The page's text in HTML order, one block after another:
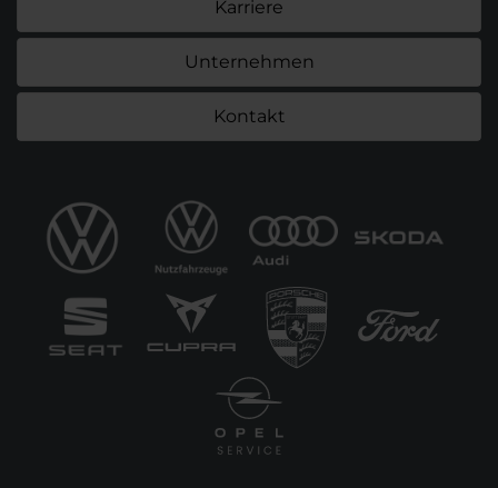
Karriere
Unternehmen
Kontakt